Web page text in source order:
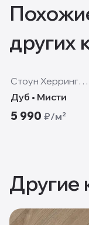
других
8 мм
Стоун Херрингбон
Дуб • Мисти
5 990 ₽/м²
Другие